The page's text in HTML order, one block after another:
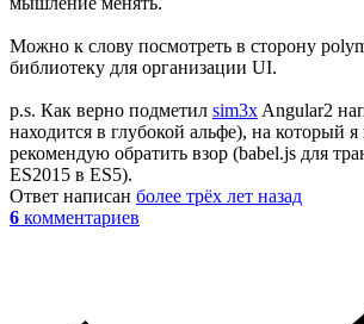
Можно к слову посмотреть в сторону
библиотеку для организации UI.
p.s. Как верно подметил sim3x Angular2
находится в глубокой альфе), на который я
рекомендую обратить взор (babel.js для
ES2015 в ES5).
Ответ написан более трёх лет назад
6 комментариев